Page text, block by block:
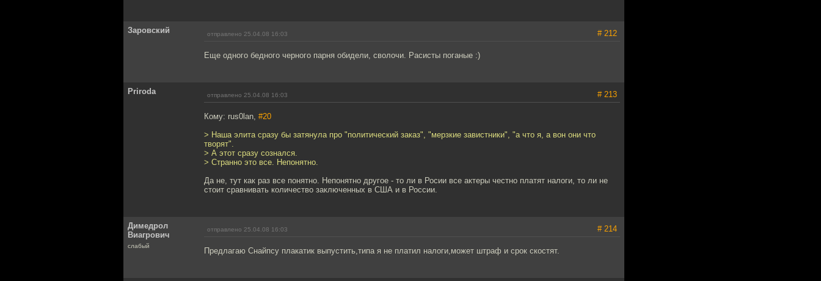
Заровский отправлено 25.04.08 16:03 # 212
Еще одного бедного черного парня обидели, сволочи. Расисты поганые :)
Priroda отправлено 25.04.08 16:03 # 213
Кому: rus0lan, #20
> Наша элита сразу бы затянула про "политический заказ", "мерзкие завистники", "а что я, а вон они что
творят".
> А этот сразу сознался.
> Странно это все. Непонятно.
Да не, тут как раз все понятно. Непонятно другое - то ли в Росии все актеры честно платят налоги, то ли не
стоит сравнивать количество заключенных в США и в России.
Димедрол
Виагрович
слабый
отправлено 25.04.08 16:03 # 214
Предлагаю Снайпсу плакатик выпустить,типа я не платил налоги,может штраф и срок скостят.